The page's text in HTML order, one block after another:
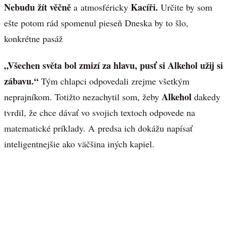
Nebudu žít věčně a atmosféricky Kacíři. Určite by som
ešte potom rád spomenul pieseň Dneska by to šlo,
konkrétne pasáž
„Všechen světa bol zmizí za hlavu, pusť si Alkehol užij si
zábavu.“ Tým chlapci odpovedali zrejme všetkým
neprajníkom. Totižto nezachytil som, žeby Alkehol dakedy
tvrdil, že chce dávať vo svojich textoch odpovede na
matematické príklady. A predsa ich dokážu napísať
inteligentnejšie ako väčšina iných kapiel.